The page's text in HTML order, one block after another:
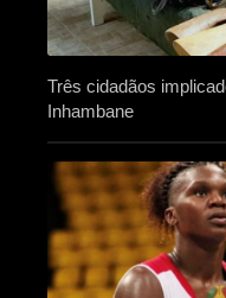
Três cidadãos
Inhambane